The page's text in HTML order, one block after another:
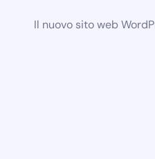
Il nuovo sito web